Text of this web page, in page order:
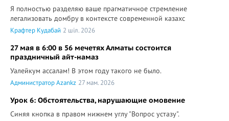
Я полностью разделяю ваше прагматичное стремление
легализовать домбру в контексте современной казахс
Крафтер Кудабай 2 шіл. 2026
27 мая в 6:00 в 56 мечетях Алматы состоится
праздничный айт-намаз
Уалейкум ассалам! В этом году такого не было.
Администратор Azankz 27 мам. 2026
Урок 6: Обстоятельства, нарушающие омовение
Синяя кнопка в правом нижнем углу "Вопрос устазу".